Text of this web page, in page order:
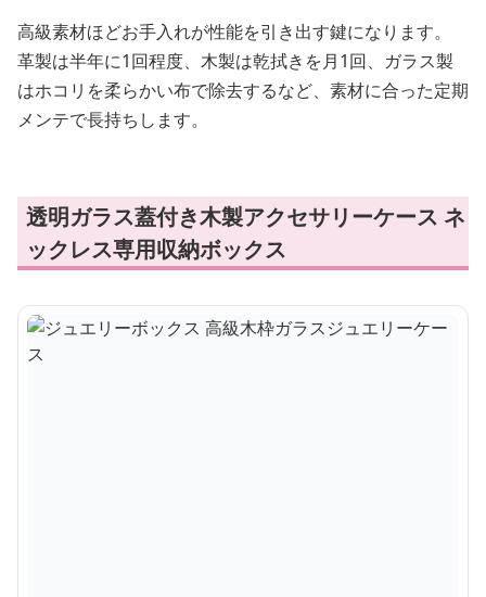
高級素材ほどお手入れが性能を引き出す鍵になります。
革製は半年に1回程度、木製は乾拭きを月1回、ガラス製
はホコリを柔らかい布で除去するなど、素材に合った定期
メンテで長持ちします。
透明ガラス蓋付き木製アクセサリーケース ネ
ックレス専用収納ボックス